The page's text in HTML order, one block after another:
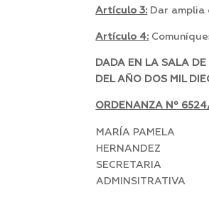
Artículo 3: Dar
Artículo 4:
DADA EN LA SALA
DEL AÑO DOS MIL
ORDENANZA Nº
MARÍA PAMELA
HERNANDEZ
SECRETARIA
ADMINSITRATIVA